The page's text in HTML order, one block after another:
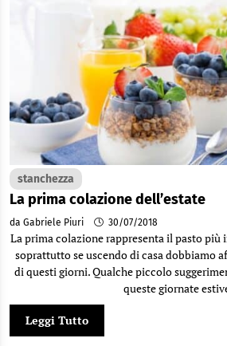
stanchezza
La prima colazione dell’estate
da Gabriele Piuri 30/07/2018
La prima colazione rappresenta il pasto
soprattutto se uscendo di casa dobbiamo
di questi giorni. Qualche piccolo
queste giornate
Leggi Tutto